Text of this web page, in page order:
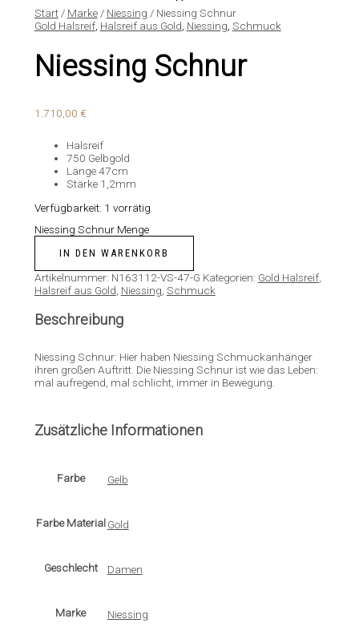
Start/ Marke/ Niessing / Niessing Schnur
Gold Halsreif, Halsreif aus Gold, Niessing, Schmuck
Niessing Schnur
1.710,00 €
Halsreif
750 Gelbgold
Länge 47cm
Stärke 1,2mm
Verfügbarkeit: 1 vorrätig
Niessing Schnur Menge
IN DEN WARENKORB
Artikelnummer: N163112-VS-47-G Kategorien: Gold Halsreif,
Halsreif aus Gold Niessing Schmuck
Beschreibung
Niessing Schnur: Hier haben Niessing Schmuckanhänger
ihren großen Auftritt. Die Niessing Schnur ist wie das Leben:
mal aufregend, mal schlicht, immer in Bewegung.
Zusätzliche Informationen
Farbe Gelb
Farbe Material Gold
Geschlecht Damen
Marke Niessing